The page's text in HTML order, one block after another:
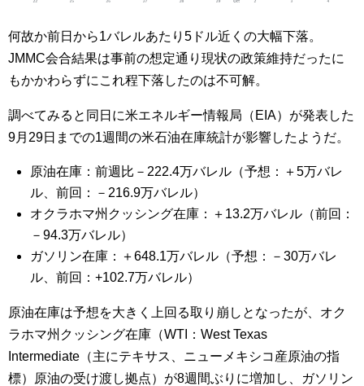
何故か前日から1バレルあたり5ドル近くの大幅下落。
JMMC会合結果は事前の想定通り現状の政策維持だったに
もかかわらずにこれ程下落したのは不可解。
調べてみると同日に米エネルギー情報局（EIA）が発表した
9月29日までの1週間の米石油在庫統計が影響したようだ。
原油在庫：前週比－222.4万バレル（予想：＋5万バレ
ル、前回：－216.9万バレル）
オクラホマ州クッシング在庫：＋13.2万バレル（前回：
－94.3万バレル）
ガソリン在庫：＋648.1万バレル（予想：－30万バレ
ル、前回：+102.7万バレル）
原油在庫は予想を大きく上回る取り崩しとなったが、オク
ラホマ州クッシング在庫（WTI：West Texas
Intermediate（主にテキサス、ニューメキシコ産原油の指
標）原油の受け渡し拠点）が8週間ぶりに増加し、ガソリン